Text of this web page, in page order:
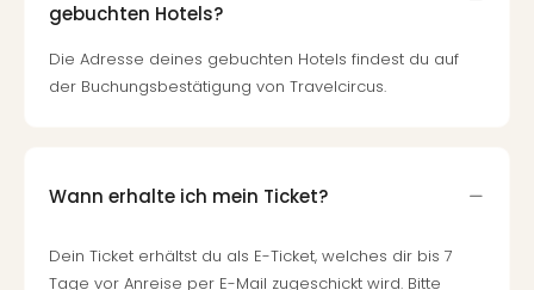
gebuchten Hotels?
Die Adresse deines gebuchten Hotels findest du auf
der Buchungsbestätigung von Travelcircus.
Wann erhalte ich mein Ticket?
Dein Ticket erhältst du als E-Ticket, welches dir bis 7
Tage vor Anreise per E-Mail zugeschickt wird. Bitte